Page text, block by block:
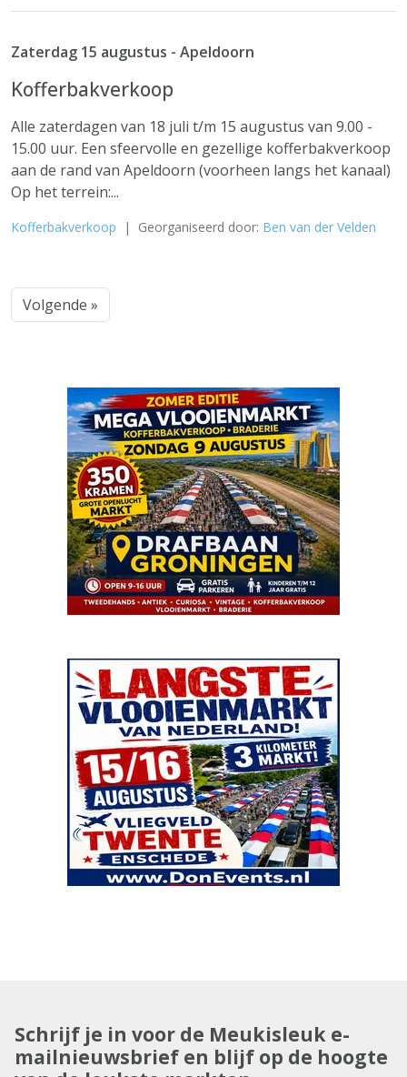
Zaterdag 15 augustus - Apeldoorn
Kofferbakverkoop
Alle zaterdagen van 18 juli t/m 15 augustus van 9.00 -
15.00 uur. Een sfeervolle en gezellige kofferbakverkoop
aan de rand van Apeldoorn (voorheen langs het kanaal)
Op het terrein:...
Kofferbakverkoop | Georganiseerd door: Ben van der Velden
Volgende »
Schrijf je in voor de Meukisleuk e-
mailnieuwsbrief en blijf op de hoogte